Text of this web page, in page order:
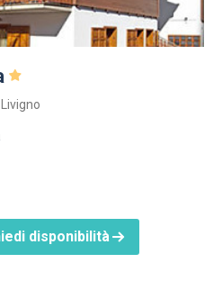
disponibilità